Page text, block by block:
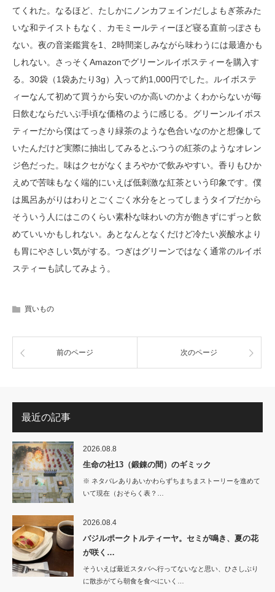
てくれた。なるほど、たしかにノンカフェインだしよもぎ茶みた
いな和テイストもなく、カモミールティーほど寝る直前っぽさも
ない。夜の音楽鑑賞を1、2時間楽しみながら味わうには最適かも
しれない。さっそくAmazonでグリーンルイボスティーを購入す
る。30袋（1袋あたり3g）入って約1,000円でした。ルイボステ
ィーなんて初めて買うから安いのか高いのかよくわからないが毎
日飲むならだいぶ手頃な価格のように感じる。グリーンルイボス
ティーだから僕はてっきり緑茶のような色合いなのかと想像して
いたんだけど実際に抽出してみるとふつうの紅茶のようなオレン
ジ色だった。味はクセがなくまろやかで飲みやすい。香りもひか
えめで苦味もなく端的にいえば低刺激な紅茶という印象です。僕
は風呂あがりはわりとごくごく水分をとってしまうタイプだから
そういう人にはこのくらい素朴な味わいの方が飽きずにずっと飲
めていいかもしれない。あとなんとなくだけど冷たい炭酸水より
も胃にやさしい気がする。つぎはグリーンではなく通常のルイボ
スティーも試してみよう。
買いもの
前のページ 次のページ
最近の記事
2026.08.8
生命の社13（鍛錬の間）のギミック
※ ネタバレありあいかわらずちまちまストーリーを進めて
いて現在（おそらく表？…
2026.08.4
バジルポークトルティーヤ。セミが鳴き、夏の花
が咲く…
そういえば最近スタバへ行ってないなと思い、ひさしぶり
に散歩がてら朝食を食べにいく…